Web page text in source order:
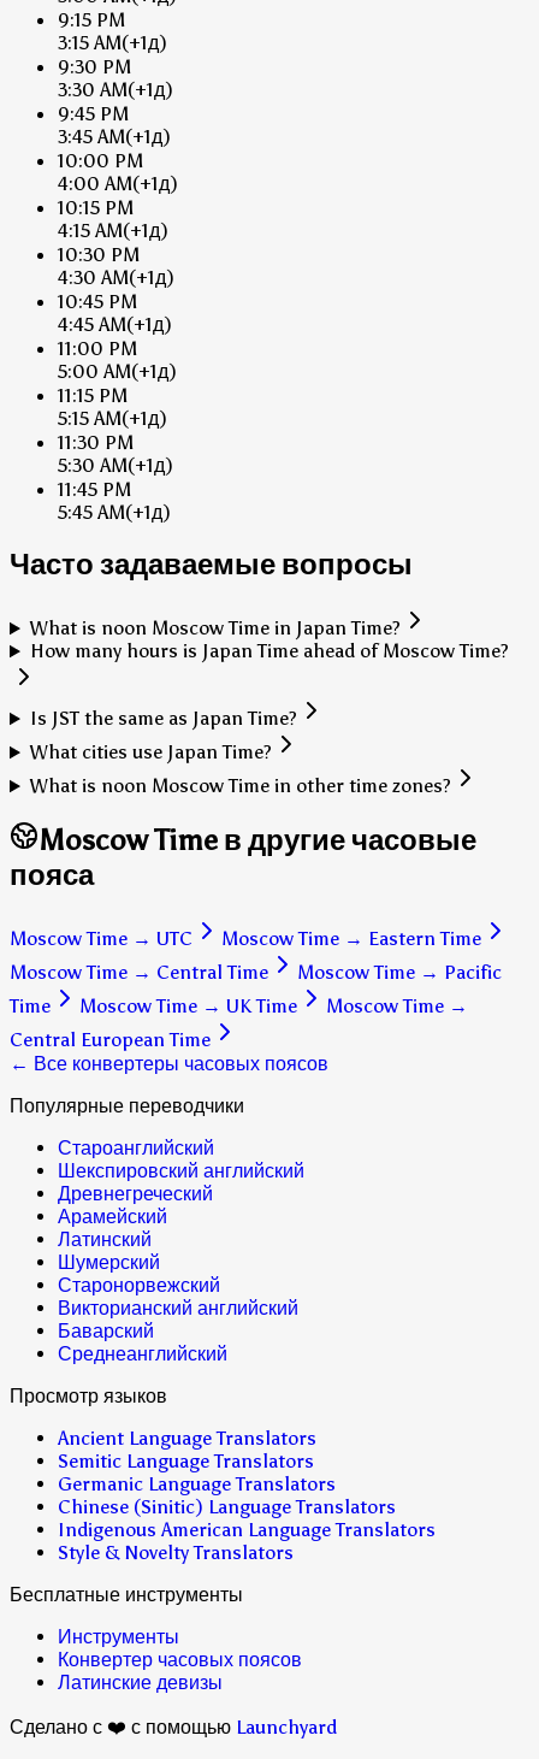
9:15 PM
3:15 AM(+1д)
9:30 PM
3:30 AM(+1д)
9:45 PM
3:45 AM(+1д)
10:00 PM
4:00 AM(+1д)
10:15 PM
4:15 AM(+1д)
10:30 PM
4:30 AM(+1д)
10:45 PM
4:45 AM(+1д)
11:00 PM
5:00 AM(+1д)
11:15 PM
5:15 AM(+1д)
11:30 PM
5:30 AM(+1д)
11:45 PM
5:45 AM(+1д)
Часто задаваемые вопросы
What is noon Moscow Time in Japan Time?
How many hours is Japan Time ahead of Moscow Time?
Is JST the same as Japan Time?
What cities use Japan Time?
What is noon Moscow Time in other time zones?
Moscow Time в другие часовые
пояса
Moscow Time → UTC Moscow Time → Eastern Time
Moscow Time → Central Time Moscow Time → Pacific
Time
Moscow Time → UK Time Moscow Time →
Central European Time
← Все конвертеры часовых поясов
Популярные переводчики
Староанглийский
Шекспировский английский
Древнегреческий
Арамейский
Латинский
Шумерский
Старонорвежский
Викторианский английский
Баварский
Среднеанглийский
Просмотр языков
Ancient Language Translators
Semitic Language Translators
Germanic Language Translators
Chinese (Sinitic) Language Translators
Indigenous American Language Translators
Style & Novelty Translators
Бесплатные инструменты
Инструменты
Конвертер часовых поясов
Латинские девизы
Сделано с ❤️ с помощью Launchyard